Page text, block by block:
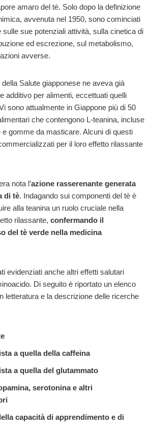
amaro del tè. Solo dopo la definizione
avvenuta nel 1950, sono cominciati
sulle sue potenziali attività, sulla cinetica di
ed escrezione, sul metabolismo,
avverse.
Salute giapponese ne aveva già
additivo per alimenti, eccettuati quelli
sono attualmente in Giappone più di 50
che contengono L-teanina, incluse
e gomme da masticare. Alcuni di questi
per il loro effetto rilassante
nota l’azione rasserenante generata
di tè. Indagando sui componenti del tè è
alla teanina un ruolo cruciale nella
rilassante, confermando il
del tè verde nella medicina
evidenziati anche altri effetti salutari
Di seguito è riportato un elenco
letteratura e la descrizione delle ricerche
a quella della caffeina
a quella del glutammato
serotonina e altri
capacità di apprendimento e di